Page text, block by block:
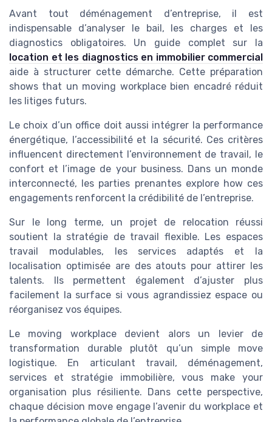
Avant tout déménagement d’entreprise, il est
indispensable d’analyser le bail, les charges et les
diagnostics obligatoires. Un guide complet sur la
location et les diagnostics en immobilier commercial
aide à structurer cette démarche. Cette préparation
shows that un moving workplace bien encadré réduit
les litiges futurs.
Le choix d’un office doit aussi intégrer la performance
énergétique, l’accessibilité et la sécurité. Ces critères
influencent directement l’environnement de travail, le
confort et l’image de your business. Dans un monde
interconnecté, les parties prenantes explore how ces
engagements renforcent la crédibilité de l’entreprise.
Sur le long terme, un projet de relocation réussi
soutient la stratégie de travail flexible. Les espaces
travail modulables, les services adaptés et la
localisation optimisée are des atouts pour attirer les
talents. Ils permettent également d’ajuster plus
facilement la surface si vous agrandissiez espace ou
réorganisez vos équipes.
Le moving workplace devient alors un levier de
transformation durable plutôt qu’un simple move
logistique. En articulant travail, déménagement,
services et stratégie immobilière, vous make your
organisation plus résiliente. Dans cette perspective,
chaque décision move engage l’avenir du workplace et